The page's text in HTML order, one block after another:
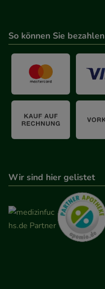
So können Sie bezahlen
Wir sind hier gelistet